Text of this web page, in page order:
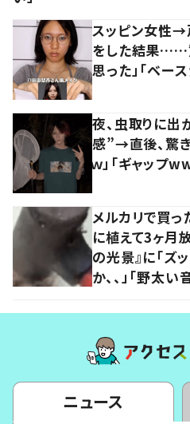
スッピン女性→
をした結果……
思った」「ベース
夜、虫取りに
感”→直後、驚
ｗ」「ギャップ
メルカリで買
に植えて3ヶ
の光景』に「ズ
か、、」「野太い
ニュース